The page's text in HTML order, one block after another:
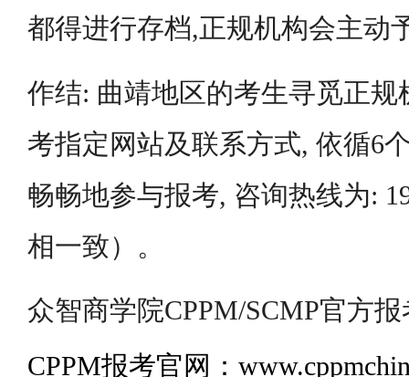
都得进行存档,正规机构会主动
作结: 曲靖地区的考生寻觅正规
考指定网站及联系方式, 依循6
畅畅地参与报考, 咨询热线为:
相一致）。
众智商学院CPPM/SCMP官方报
CPPM报考官网：